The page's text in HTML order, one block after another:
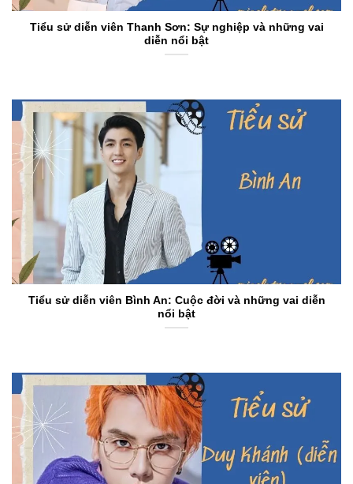
Tiểu sử diễn viên Thanh Sơn: Sự nghiệp và những vai
diễn nổi bật
Tiểu sử diễn viên Bình An: Cuộc đời và những vai diễn
nổi bật